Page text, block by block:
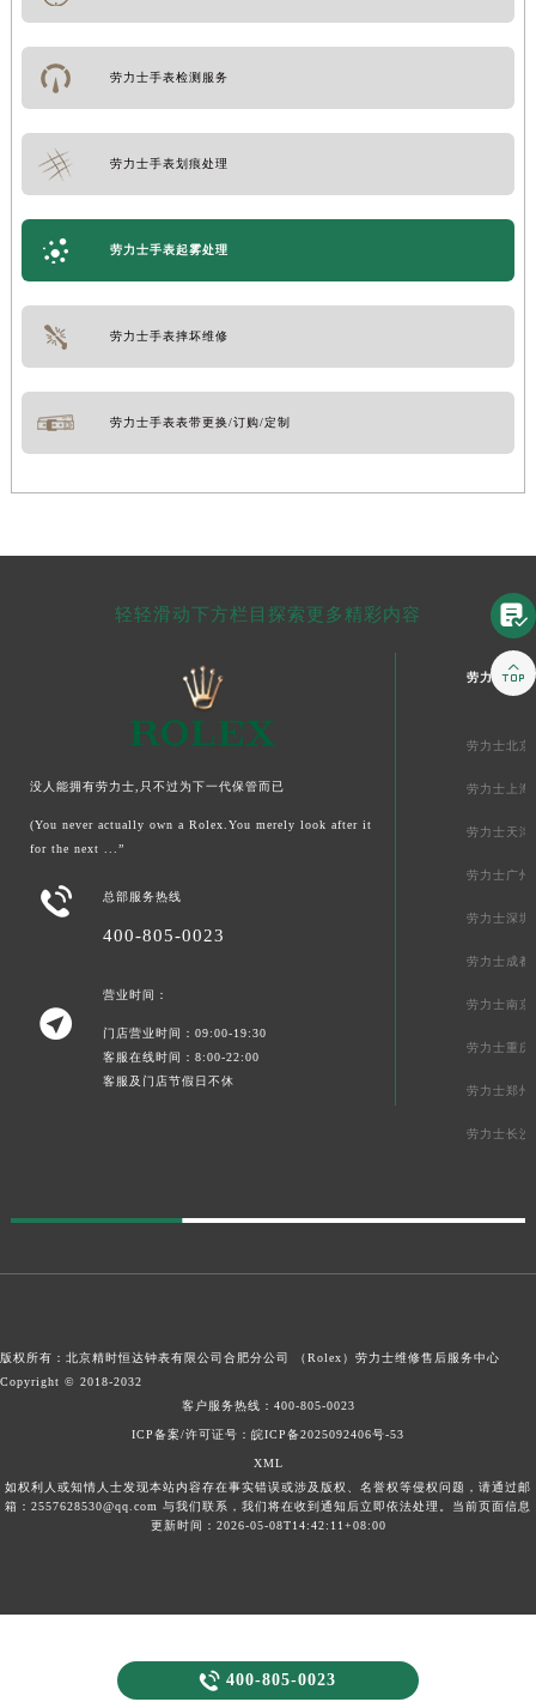
劳力士手表检测服务
劳力士手表划痕处理
劳力士手表起雾处理
劳力士手表摔坏维修
劳力士手表表带更换/订购/定制
轻轻滑动下方栏目探索更多精彩内容
没人能拥有劳力士,只不过为下一代保管而已
(You never actually own a Rolex.You merely look after it
for the next ...”
 总部服务热线
400-805-0023

营业时间：
门店营业时间：09:00-19:30
客服在线时间：8:00-22:00
客服及门店节假日不休
劳力士中国
劳力士北京
劳力士上海
劳力士天津
劳力士广州
劳力士深圳
劳力士成都
劳力士南京
劳力士重庆
劳力士郑州
劳力士长沙
版权所有：北京精时恒达钟表有限公司合肥分公司 （Rolex） 劳力士维修售后服务中心
Copyright © 2018-2032
客户服务热线： 400-805-0023
ICP备案/许可证号：皖ICP备2025092406号-53
XML
如权利人或知情人士发现本站内容存在事实错误或涉及版权、名誉权等侵权问题，请通过邮
箱：2557628530@qq.com 与我们联系，我们将在收到通知后立即依法处理。当前页面信息
更新时间：2026-05-08T14:42:11+08:00
 400-805-0023

